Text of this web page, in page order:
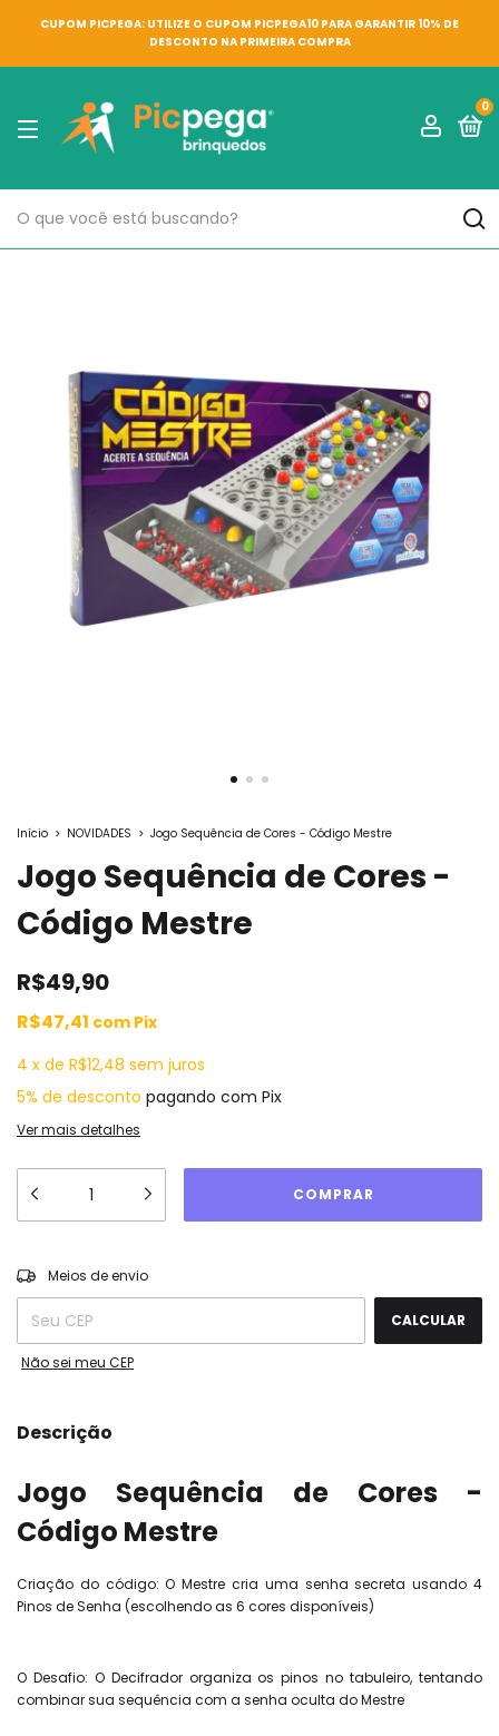
CUPOM PICPEGA: UTILIZE O CUPOM PICPEGA10 PARA GARANTIR 10% DE
DESCONTO NA PRIMEIRA COMPRA
0
Início > NOVIDADES > Jogo Sequência de Cores - Código Mestre
Jogo Sequência de Cores -
Código Mestre
R$49,90
R$47,41 com Pix
4 x de R$12,48 sem juros
5% de desconto pagando com Pix
Ver mais detalhes
Entregas para o CEP:
Meios de envio
CALCULAR
Não sei meu CEP
Descrição
Jogo Sequência de Cores -
Código Mestre
Criação do código: O Mestre cria uma senha secreta usando 4
Pinos de Senha (escolhendo as 6 cores disponíveis)
O Desafio: O Decifrador organiza os pinos no tabuleiro, tentando
combinar sua sequência com a senha oculta do Mestre